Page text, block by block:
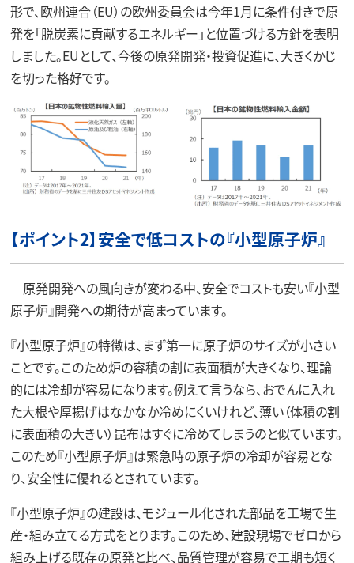
形で、欧州連合（EU）の欧州委員会は今年1月に条件付きで原
発を「脱炭素に貢献するエネルギー」と位置づける方針を表明
しました。EUとして、今後の原発開発・投資促進に、大きくかじ
を切った格好です。
【ポイント2】安全で低コストの『小型原子炉』
原発開発への風向きが変わる中、安全でコストも安い『小型
原子炉』開発への期待が高まっています。
『小型原子炉』の特徴は、まず第一に原子炉のサイズが小さい
ことです。このため炉の容積の割に表面積が大きくなり、理論
的には冷却が容易になります。例えて言うなら、おでんに入れ
た大根や厚揚げはなかなか冷めにくいけれど、薄い（体積の割
に表面積の大きい）昆布はすぐに冷めてしまうのと似ています。
このため『小型原子炉』は緊急時の原子炉の冷却が容易とな
り、安全性に優れるとされています。
『小型原子炉』の建設は、モジュール化された部品を工場で生
産・組み立てる方式をとります。このため、建設現場でゼロから
組み上げる既存の原発と比べ、品質管理が容易で工期も短く